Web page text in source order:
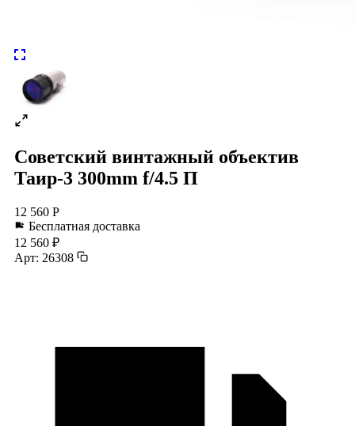
Советский винтажный объектив
Таир-3 300mm f/4.5 П
12 560 Р
Бесплатная доставка
12 560 ₽
Арт: 26308